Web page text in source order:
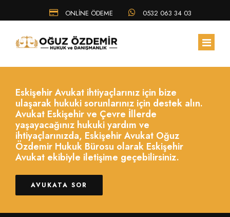
ONLİNE ÖDEME 0532 063 34 03
ANA SAYFA
HAKKIMIZDA
EKIBIMIZ
ÇALIŞMA ALANLARIMIZ
HUKUK BÜLTENI
Eskişehir Avukat ihtiyaçlarınız için bize
ulaşarak hukuki sorunlarınız için destek alın.
Avukat Eskişehir ve Çevre İllerde
yaşayacağınız hukuki yardım ve
ihtiyaçlarınızda, Eskişehir Avukat Oğuz
Özdemir Hukuk Bürosu olarak Eskişehir
Avukat ekibiyle iletişime geçebilirsiniz.
AVUKATA SOR